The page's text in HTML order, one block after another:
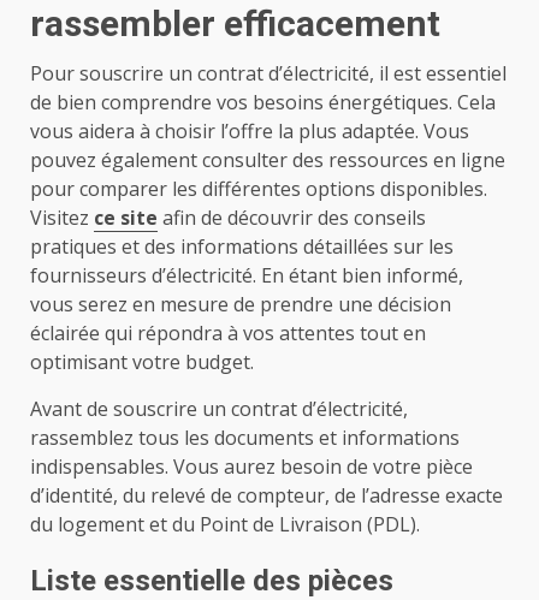
rassembler efficacement
Pour souscrire un contrat d’électricité, il est essentiel
de bien comprendre vos besoins énergétiques. Cela
vous aidera à choisir l’offre la plus adaptée. Vous
pouvez également consulter des ressources en ligne
pour comparer les différentes options disponibles.
Visitez ce site afin de découvrir des conseils
pratiques et des informations détaillées sur les
fournisseurs d’électricité. En étant bien informé,
vous serez en mesure de prendre une décision
éclairée qui répondra à vos attentes tout en
optimisant votre budget.
Avant de souscrire un contrat d’électricité,
rassemblez tous les documents et informations
indispensables. Vous aurez besoin de votre pièce
d’identité, du relevé de compteur, de l’adresse exacte
du logement et du Point de Livraison (PDL).
Liste essentielle des pièces